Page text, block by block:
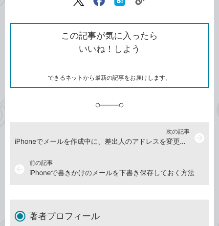
X（旧
で
シ
ェ
ア
Facebook
シ
ェ
ア
な
ッ
ク
ク
ク
を
コ
この記事が気に入ったら
いいね！しよう
できるネットから最新の記事をお届けします。
前の記事
iPhoneで書きかけのメールを下書き保存しておく方法
次の記事
iPhoneでメールを作成中に、差出人のアドレスを変更する方法
著者プロフィール